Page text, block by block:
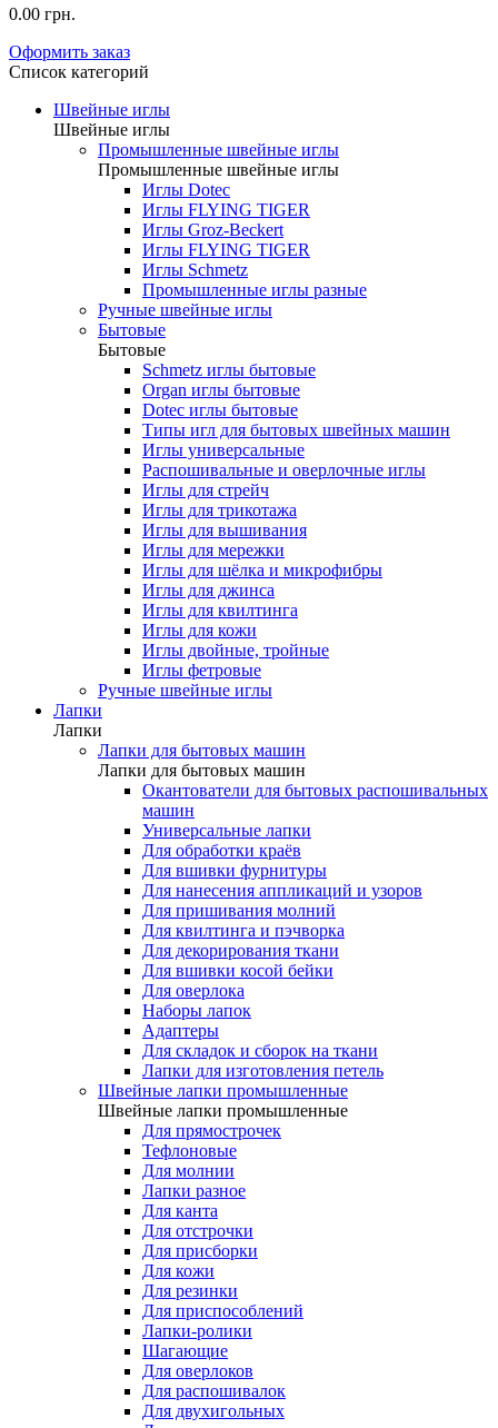
0.00 грн.
Оформить заказ
Список категорий
Швейные иглы
Швейные иглы
Промышленные швейные иглы
Промышленные швейные иглы
Иглы Dotec
Иглы FLYING TIGER
Иглы Groz-Beckert
Иглы FLYING TIGER
Иглы Schmetz
Промышленные иглы разные
Ручные швейные иглы
Бытовые
Бытовые
Schmetz иглы бытовые
Organ иглы бытовые
Dotec иглы бытовые
Типы игл для бытовых швейных машин
Иглы универсальные
Распошивальные и оверлочные иглы
Иглы для стрейч
Иглы для трикотажа
Иглы для вышивания
Иглы для мережки
Иглы для шёлка и микрофибры
Иглы для джинса
Иглы для квилтинга
Иглы для кожи
Иглы двойные, тройные
Иглы фетровые
Ручные швейные иглы
Лапки
Лапки
Лапки для бытовых машин
Лапки для бытовых машин
Окантователи для бытовых распошивальных
машин
Универсальные лапки
Для обработки краёв
Для вшивки фурнитуры
Для нанесения аппликаций и узоров
Для пришивания молний
Для квилтинга и пэчворка
Для декорирования ткани
Для вшивки косой бейки
Для оверлока
Наборы лапок
Адаптеры
Для складок и сборок на ткани
Лапки для изготовления петель
Швейные лапки промышленные
Швейные лапки промышленные
Для прямострочек
Тефлоновые
Для молнии
Лапки разное
Для канта
Для отстрочки
Для присборки
Для кожи
Для резинки
Для приспособлений
Лапки-ролики
Шагающие
Для оверлоков
Для распошивалок
Для двухигольных